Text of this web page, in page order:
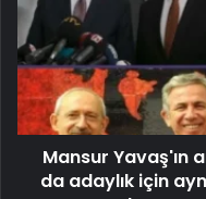
Mansur Yavaş'ın
da adaylık için